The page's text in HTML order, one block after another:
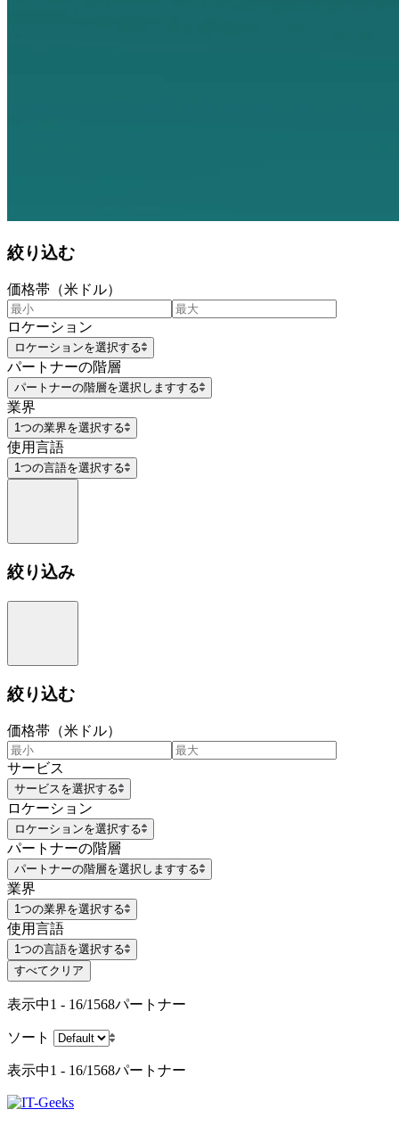
絞り込む
価格帯（米ドル）
ロケーション
ロケーションを選択する
パートナーの階層
パートナーの階層を選択しますする
業界
1つの業界を選択する
使用言語
1つの言語を選択する
絞り込み
絞り込む
価格帯（米ドル）
サービス
サービスを選択する
ロケーション
ロケーションを選択する
パートナーの階層
パートナーの階層を選択しますする
業界
1つの業界を選択する
使用言語
1つの言語を選択する
すべてクリア
表示中1 - 16/1568パートナー
ソート
表示中1 - 16/1568パートナー